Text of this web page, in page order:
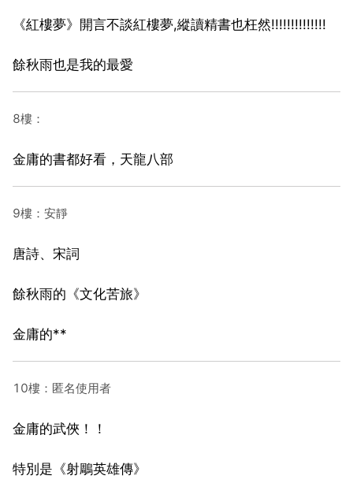
《紅樓夢》開言不談紅樓夢,縱讀精書也枉然!!!!!!!!!!!!!!
餘秋雨也是我的最愛
8樓：
金庸的書都好看，天龍八部
9樓：安靜
唐詩、宋詞
餘秋雨的《文化苦旅》
金庸的**
10樓：匿名使用者
金庸的武俠！！
特別是《射鵰英雄傳》